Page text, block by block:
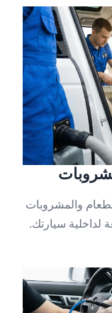
والمشروبات
لداخلية سيارتك.